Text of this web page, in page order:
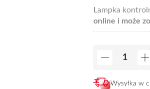
Lampka
online i może
Wysyłka w